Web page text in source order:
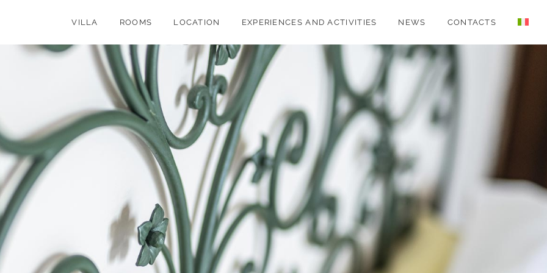
VILLA ROOMS LOCATION EXPERIENCES AND ACTIVITIES NEWS CONTACTS